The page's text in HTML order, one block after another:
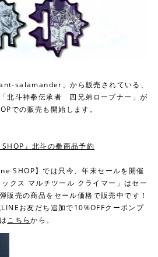
salamander」から販売されている、
北斗神拳伝承者 四兄弟ロープナー」が
での販売も開始します。
』北斗の拳商品予約
SHOP】では只今、年末セールを開催
クス マルチツール クライマー」はセー
販売の商品をセール価格で販売中です！
お友だち追加で10%OFFクーポンプ
こちらから。